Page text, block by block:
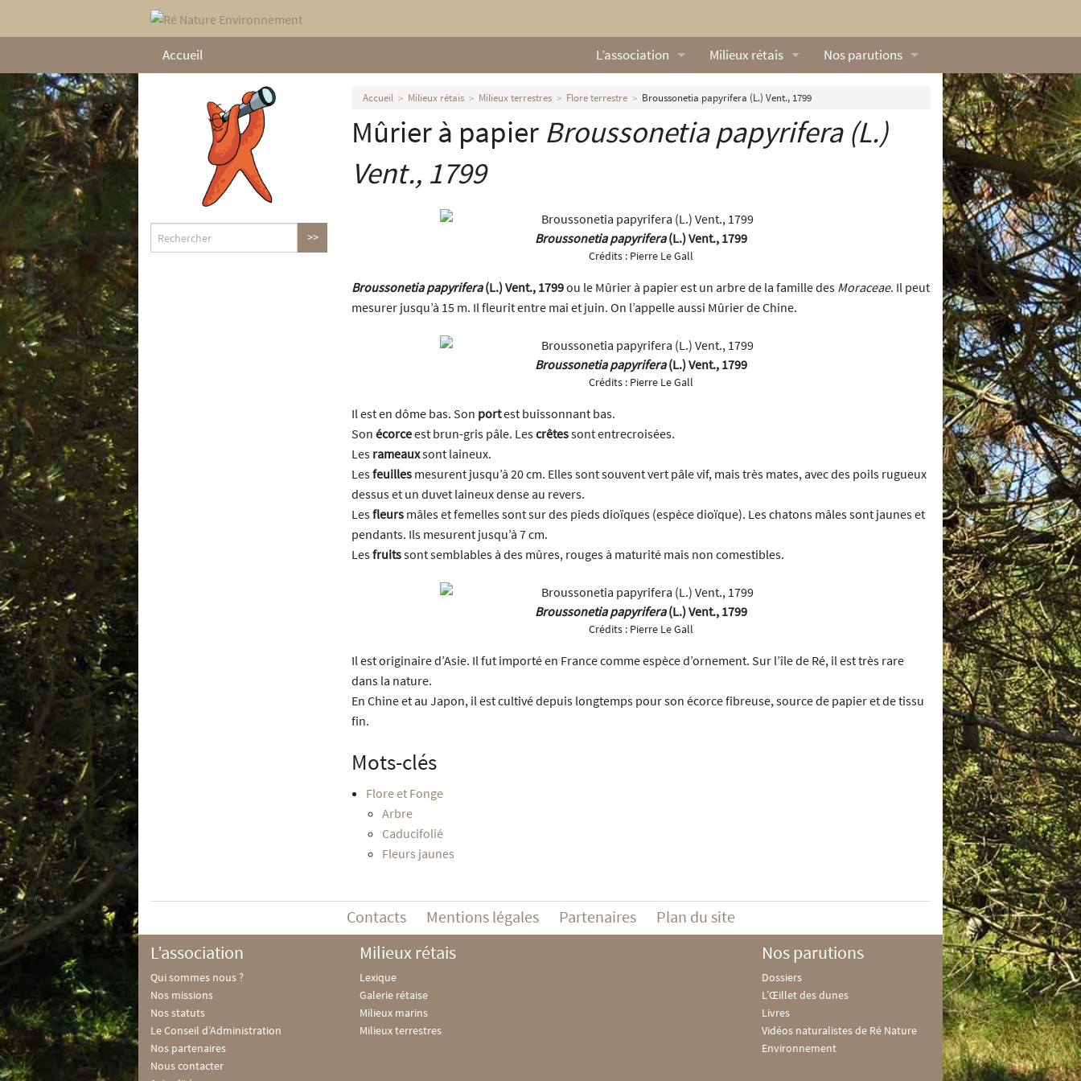
Accueil L’association
Qui sommes nous ?
Nos missions
Nos partenaires
Actualités
Milieux rétais
Lexique
Galerie rétaise
Nos parutions
L’Œillet des dunes
Vidéos naturalistes de Ré Nature
Accueil Milieux rétais Milieux terrestres Flore terrestre Broussonetia papyrifera (L.) Vent., 1799
Mûrier à papier Broussonetia papyrifera(L.)
Vent., 1799
Broussonetia papyrifera(L.) Vent., 1799
Crédits : Pierre Le Gall
Broussonetia papyrifera(L.) Vent., 1799ou le Mûrier à papier est un arbre de la famille des Moraceae. Il peut
mesurer jusqu’à 15 m. Il fleurit entre mai et juin. On l’appelle aussi Mûrier de Chine.
Broussonetia papyrifera(L.) Vent., 1799
Crédits : Pierre Le Gall
Il est en dôme bas. Son portest buissonnant bas.
Son écorceest brun-gris pâle. Lescrêtessont entrecroisées.
Les rameauxsont laineux.
Lesfeuilles mesurent jusqu’à 20 cm. Elles sont souvent vert pâle vif, mais très mates, avec des poils rugueux
dessus et un duvet laineux dense au revers.
Lesfleurs mâles et femelles sont sur des pieds dioïques (espèce dioïque). Les chatons mâles sont jaunes et
pendants. Ils mesurent jusqu’à 7 cm.
Lesfruitssont semblables à des mûres, rouges à maturité mais non comestibles.
Broussonetia papyrifera(L.) Vent., 1799
Crédits : Pierre Le Gall
Il est originaire d’Asie. Il fut importé en France comme espèce d’ornement. Sur l’île de Ré, il est très rare
dans la nature.
En Chine et au Japon, il est cultivé depuis longtemps pour son écorce fibreuse, source de papier et de tissu
fin.
Mots-clés
Flore et Fonge
Arbre
Caducifolié
Fleurs jaunes
Contacts Mentions légales Partenaires Plan du site
L’association
Qui sommes nous ?
Nos missions
Nos statuts
Le Conseil d’Administration
Nos partenaires
Nous contacter
Milieux rétais
Lexique
Galerie rétaise
Milieux marins
Milieux terrestres
Nos parutions
Dossiers
L’Œillet des dunes
Livres
Vidéos naturalistes de Ré Nature
Environnement